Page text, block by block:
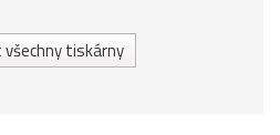
tiskárny